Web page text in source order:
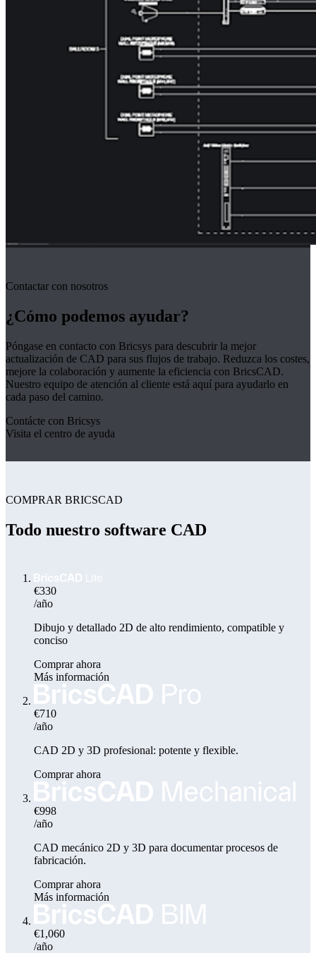
Contactar con nosotros
¿Cómo podemos ayudar?
Póngase en contacto con Bricsys para descubrir la mejor
actualización de CAD para sus flujos de trabajo. Reduzca los costes,
mejore la colaboración y aumente la eficiencia con BricsCAD.
Nuestro equipo de atención al cliente está aquí para ayudarlo en
cada paso del camino.
Contácte con Bricsys
Visita el centro de ayuda
COMPRAR BRICSCAD
Todo nuestro software CAD
€330
/año
Dibujo y detallado 2D de alto rendimiento, compatible y
conciso
Comprar ahora
Más información
€710
/año
CAD 2D y 3D profesional: potente y flexible.
Comprar ahora
€998
/año
CAD mecánico 2D y 3D para documentar procesos de
fabricación.
Comprar ahora
Más información
€1,060
/año